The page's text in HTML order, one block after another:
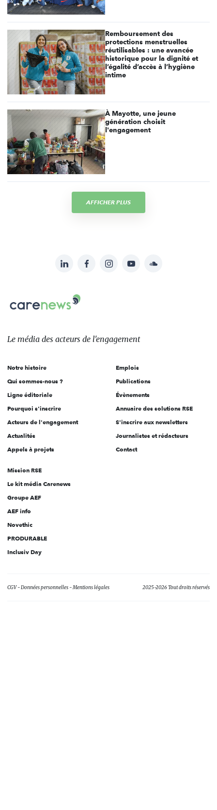
Remboursement des
protections menstruelles
réutilisables : une avancée
historique pour la dignité et
l’égalité d’accès à l’hygiène
intime
À Mayotte, une jeune
génération choisit
l'engagement
AFFICHER PLUS
sur:
LinkedInFacebookInstagramYouTubeSoundcloud
Le
des
l'engagement
Le média des acteurs de l'engagement
Notre histoire
Qui sommes-nous ?
Ligne éditoriale
Pourquoi s'inscrire
Acteurs de l'engagement
Actualités
Appels à projets
Emplois
Publications
Évènements
Annuaire des solutions RSE
S'inscrire aux newsletters
Journalistes et rédacteurs
Contact
Mission RSE
Le kit média Carenews
Groupe AEF
AEF info
Novethic
PRODURABLE
Inclusiv Day
CGV Données personnelles Mentions légales 2025-2026 Tout droits réservés